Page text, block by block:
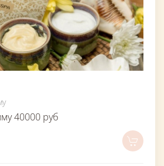
40000 руб